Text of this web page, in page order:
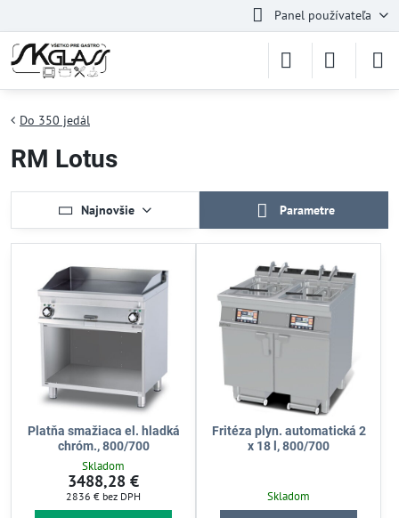
Panel používateľa
Do 350 jedál
RM Lotus
Najnovšie Parametre
Platňa smažiaca el. hladká
chróm., 800/700
Skladom
3488,28 €
2836 € bez DPH
Fritéza plyn. automatická 2
x 18 l, 800/700
Skladom